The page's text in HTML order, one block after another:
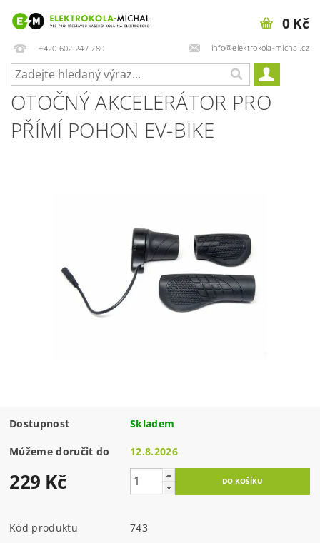
+420 602 247 780 info@elektrokola-michal.cz
0 Kč
OTOČNÝ AKCELERÁTOR PRO
PŘÍMÍ POHON EV-BIKE
Dostupnost Skladem
Můžeme doručit do 12.8.2026
229 Kč
Kód produktu
743